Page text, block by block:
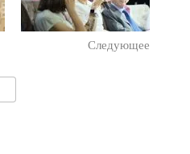
Следующее